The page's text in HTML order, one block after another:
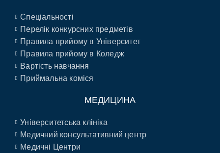
Спеціальності
Перелік конкурсних предметів
Правила прийому в Університет
Правила прийому в Коледж
Вартість навчання
Приймальна коміся
МЕДИЦИНА
Університетська клініка
Медичний консультативний центр
Медичні Центри